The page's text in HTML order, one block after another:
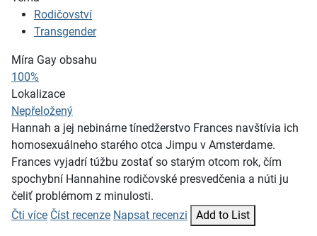
Rodičovství
Transgender
Míra Gay obsahu
100%
Lokalizace
Nepřeložený
Hannah a jej nebinárne tínedžerstvo Frances navštívia ich
homosexuálneho starého otca Jimpu v Amsterdame.
Frances vyjadrí túžbu zostať so starým otcom rok, čím
spochybní Hannahine rodičovské presvedčenia a núti ju
čeliť problémom z minulosti.
Čti více Číst recenze Napsat recenzi Add to List